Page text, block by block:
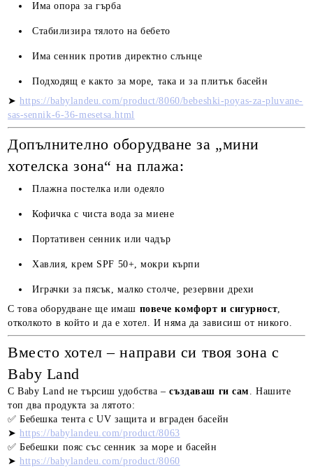
Има опора за гърба
Стабилизира тялото на бебето
Има сенник против директно слънце
Подходящ е както за море, така и за плитък басейн
➤https://babylandeu.com/product/8060/bebeshki-poyas-za-pluvane-
sas-sennik-6-36-mesetsa.html
Допълнително оборудване за „мини
хотелска зона“ на плажа:
Плажна постелка или одеяло
Кофичка с чиста вода за миене
Портативен сенник или чадър
Хавлия, крем SPF 50+, мокри кърпи
Играчки за пясък, малко столче, резервни дрехи
С това оборудване ще имаш повече комфорт и сигурност,
отколкото в който и да е хотел. И няма да зависиш от никого.
Вместо хотел – направи си твоя зона с
Baby Land
С Baby Land не търсиш удобства –създаваш ги сам . Нашите
топ два продукта за лятото:
✅ Бебешка тента с UV защита и вграден басейн
➤https://babylandeu.com/product/8063
✅ Бебешки пояс със сенник за море и басейн
➤https://babylandeu.com/product/8060